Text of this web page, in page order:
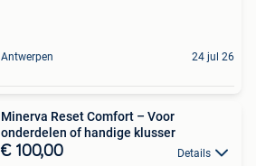
Antwerpen 24 jul 26
Minerva Reset Comfort – Voor
onderdelen of handige klusser
€ 100,00 Details